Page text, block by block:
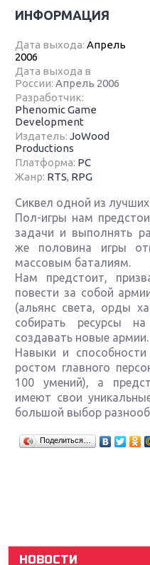
ИНФОРМАЦИЯ
Дата выхода:Апрель
2006
Дата выхода в
России:Апрель 2006
Разработчик:
Phenomic Game
Development
Издатель:JoWood
Productions
Платформа: PC
Жанр: RTS, RPG
Сиквел одной из лучших
Пол-игры нам
задачи и выполнять
же половина игры
массовым баталиям.
Нам предстоит,
повести за собой
(альянс света, орды
собирать ресурсы
создавать новые армии.
Навыки и
ростом главного
100 умений), а
имеют свои
большой выбор
Поделиться…
НОВОСТИ
Крупнейшие релизы
Sony